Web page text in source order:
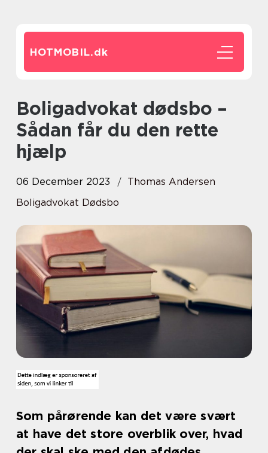
HOTMOBIL.dk
Boligadvokat dødsbo –
Sådan får du den rette
hjælp
06 December 2023
Thomas Andersen
Boligadvokat Dødsbo
Som pårørende kan det være svært
at have det store overblik over, hvad